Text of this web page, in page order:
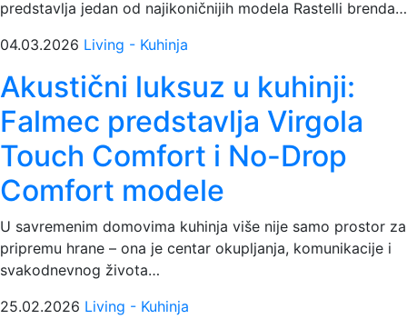
predstavlja jedan od najikoničnijih modela Rastelli brenda…
04.03.2026 Living - Kuhinja
Akustični luksuz u kuhinji:
Falmec predstavlja Virgola
Touch Comfort i No-Drop
Comfort modele
U savremenim domovima kuhinja više nije samo prostor za
pripremu hrane – ona je centar okupljanja, komunikacije i
svakodnevnog života…
25.02.2026 Living - Kuhinja